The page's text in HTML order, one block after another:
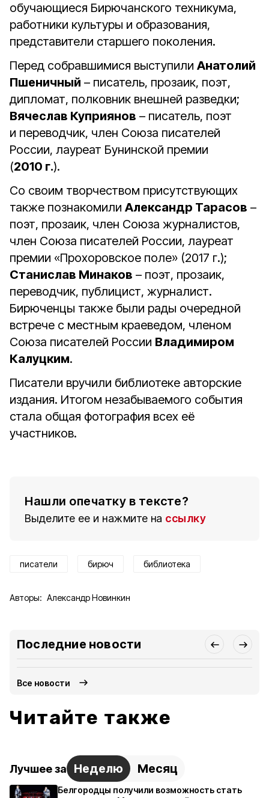
обучающиеся Бирючанского техникума,
работники культуры и образования,
представители старшего поколения.
Перед собравшимися выступили Анатолий
Пшеничный – писатель, прозаик, поэт,
дипломат, полковник внешней разведки;
Вячеслав Куприянов – писатель, поэт
и переводчик, член Союза писателей
России, лауреат Бунинской премии
(2010 г.).
Со своим творчеством присутствующих
также познакомили Александр Тарасов –
поэт, прозаик, член Союза журналистов,
член Союза писателей России, лауреат
премии «Прохоровское поле» (2017 г.);
Станислав Минаков – поэт, прозаик,
переводчик, публицист, журналист.
Бирюченцы также были рады очередной
встрече с местным краеведом, членом
Союза писателей России Владимиром
Калуцким.
Писатели вручили библиотеке авторские
издания. Итогом незабываемого события
стала общая фотография всех её
участников.
Нашли опечатку в тексте?
Выделите ее и нажмите на ссылку
писатели бирюч библиотека
Авторы: Александр Новинкин
Последние новости
Все новости
Читайте также
Лучшее за Неделю Месяц
Белгородцы получили возможность стать